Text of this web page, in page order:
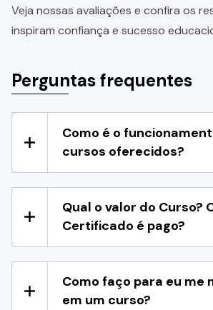
Veja nossas avaliações e confira os
inspiram confiança e sucesso
Perguntas frequentes
Como é o
cursos oferecidos?
Qual o valor do Curso?
Certificado é pago?
Como faço para eu me
em um curso?